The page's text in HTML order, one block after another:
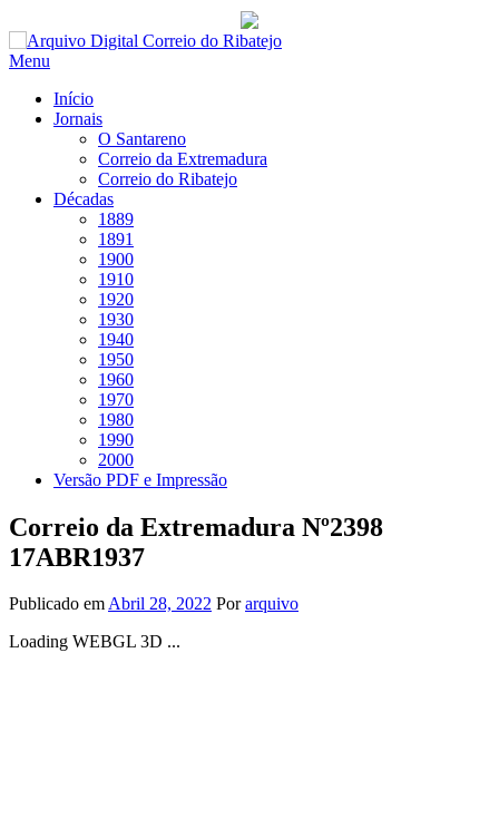
Saltar
para
Menu
Início
Jornais
O Santareno
Correio da Extremadura
Correio do Ribatejo
Décadas
1889
1891
1900
1910
1920
1930
1940
1950
1960
1970
1980
1990
2000
Versão PDF e Impressão
Correio da Extremadura Nº2398
17ABR1937
Publicado emAbril 28, 2022 Porarquivo
Loading WEBGL 3D ...